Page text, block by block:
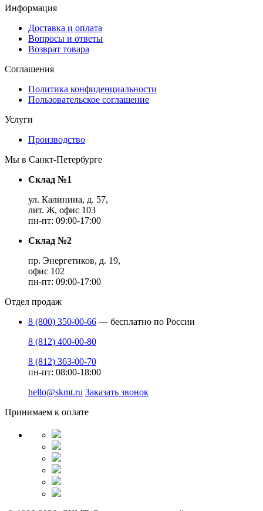
Информация
Доставка и оплата
Вопросы и ответы
Возврат товара
Соглашения
Политика конфиденциальности
Пользовательское соглашение
Услуги
Производство
Мы в Санкт-Петербурге
Склад №1
ул. Калинина, д. 57,
лит. Ж, офис 103
пн-пт: 09:00-17:00
Склад №2
пр. Энергетиков, д. 19,
офис 102
пн-пт: 09:00-17:00
Отдел продаж
8 (800) 350-00-66 — бесплатно по России
8 (812) 400-00-80
8 (812) 363-00-70
пн-пт: 08:00-18:00
hello@skmt.ru Заказать звонок
Принимаем к оплате